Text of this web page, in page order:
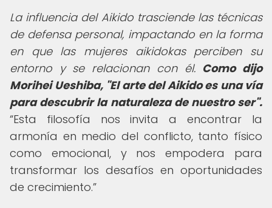
La influencia del Aikido trasciende las técnicas
de defensa personal, impactando en la forma
en que las mujeres aikidokas perciben su
entorno y se relacionan con él. Como dijo
Morihei Ueshiba, "El arte del Aikido es una vía
para descubrir la naturaleza de nuestro ser".
Esta filosofía nos invita a encontrar la
armonía en medio del conflicto, tanto físico
como emocional, y nos empodera para
transformar los desafíos en oportunidades
de crecimiento.